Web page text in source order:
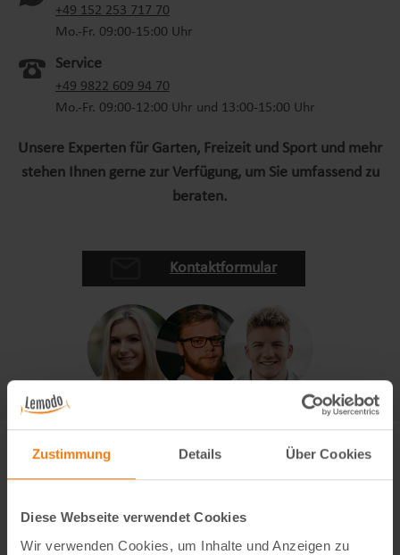
Zustimmung Details Über Cookies
Diese Webseite verwendet Cookies
Wir verwenden Cookies, um Inhalte und Anzeigen zu
+49 152 253 717 70
Mo.-Fr. 09:00-15:00 Uhr
Service
+49 9822 609 94 70
Mo.-Fr. 09:00-12:00 Uhr und 13:00-15:00 Uhr
Unsere Experten für Garten, Freizeit und Sport und mehr
stehen Ihnen gerne zur Verfügung, um Sie umfassend zu
beraten.
Kontaktformular